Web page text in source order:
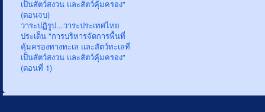
เป็นสัตว์สงวน และสัตว์คุ้มครอง"
(ตอนจบ)
วาระปฏิรูป...วาระประเทศไทย
ประเด็น "การบริหารจัดการพื้นที่
คุ้มครองทางทะเล และสัตว์ทะเลที่
เป็นสัตว์สงวน และสัตว์คุ้มครอง"
(ตอนที่ 1)